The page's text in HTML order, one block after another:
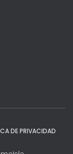
DE PRIVACIDAD